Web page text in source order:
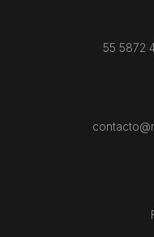
55 5872